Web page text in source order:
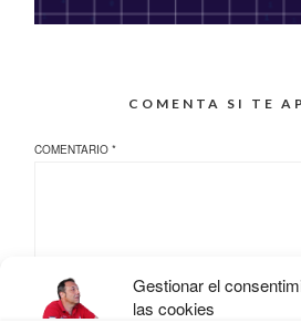
Gestionar el
las cookies
COMENTA SI TE
COMENTARIO*